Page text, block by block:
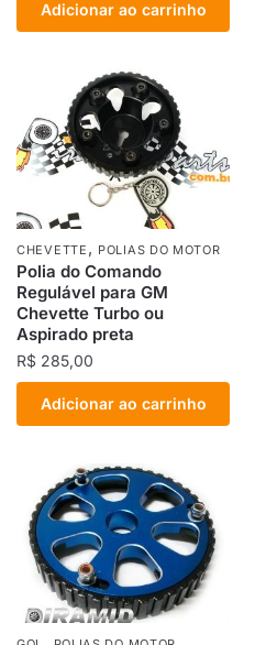
Adicionar ao carrinho
CHEVETTE , POLIAS DO MOTOR
Polia do Comando
Regulável para GM
Chevette Turbo ou
Aspirado preta
R$ 285,00
Adicionar ao carrinho